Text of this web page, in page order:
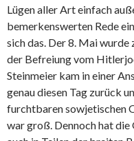
Lügen aller Art einfach
bemerkenswerten Rede
sich das. Der 8. Mai wurde
der Befreiung vom
Steinmeier kam in einer
genau diesen Tag zurück
furchtbaren sowjetischen
war groß. Dennoch hat die